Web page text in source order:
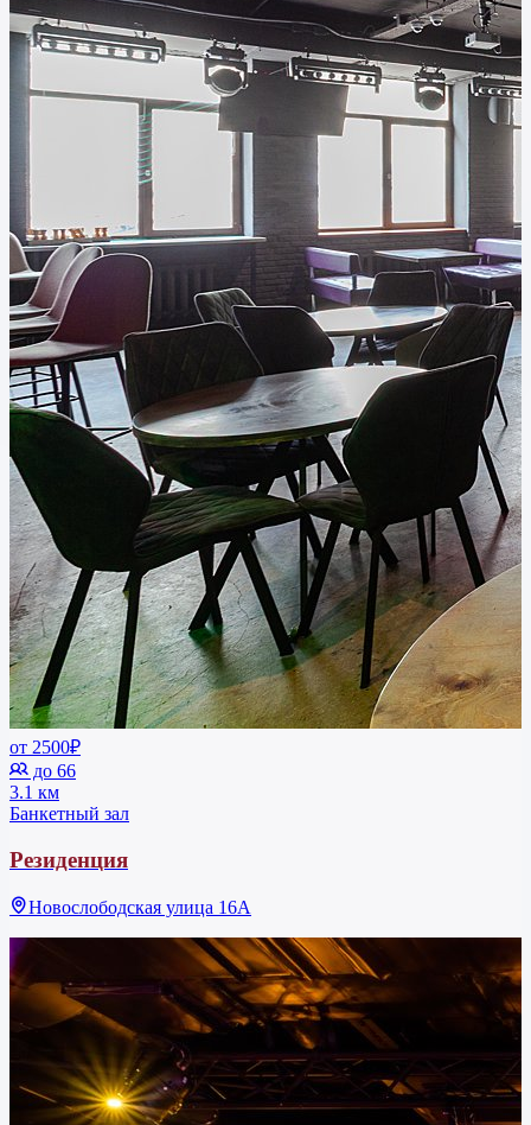
от 2500₽
до 66
3.1 км
Банкетный зал
Резиденция
Новослободская улица 16А